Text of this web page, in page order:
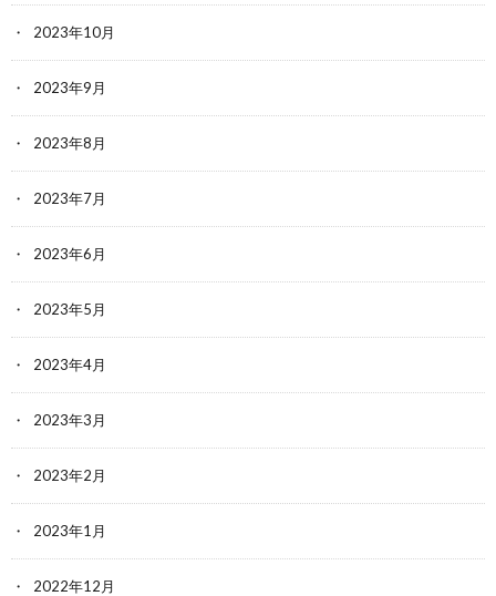
2023年10月
2023年9月
2023年8月
2023年7月
2023年6月
2023年5月
2023年4月
2023年3月
2023年2月
2023年1月
2022年12月